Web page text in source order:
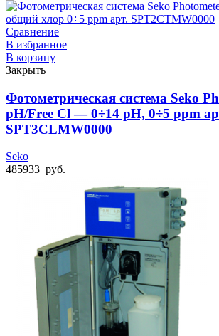
Сравнение
В избранное
В корзину
Закрыть
Фотометрическая система Seko
pH/Free Cl — 0÷14 pH, 0÷5 ppm
SPT3CLMW0000
Seko
485933 руб.